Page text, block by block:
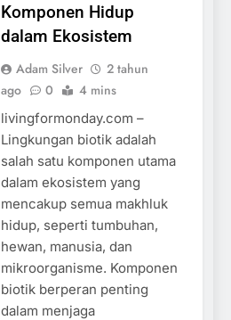
Komponen Hidup
dalam Ekosistem
Adam Silver
2 tahun
ago
0 4 mins
livingformonday.com –
Lingkungan biotik adalah
salah satu komponen utama
dalam ekosistem yang
mencakup semua makhluk
hidup, seperti tumbuhan,
hewan, manusia, dan
mikroorganisme. Komponen
biotik berperan penting
dalam menjaga